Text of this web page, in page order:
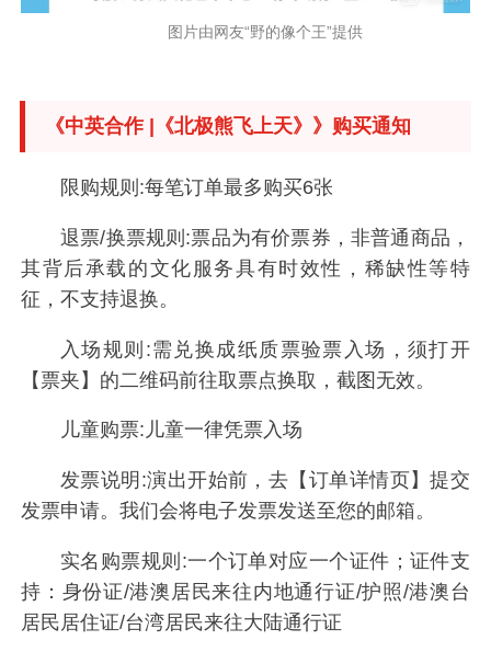
图片由网友“野的像个王”提供
《中英合作 |《北极熊飞上天》》购买通知
限购规则:每笔订单最多购买6张
退票/换票规则:票品为有价票券，非普通商品，
其背后承载的文化服务具有时效性，稀缺性等特
征，不支持退换。
入场规则:需兑换成纸质票验票入场，须打开
【票夹】的二维码前往取票点换取，截图无效。
儿童购票:儿童一律凭票入场
发票说明:演出开始前，去【订单详情页】提交
发票申请。我们会将电子发票发送至您的邮箱。
实名购票规则:一个订单对应一个证件；证件支
持：身份证/港澳居民来往内地通行证/护照/港澳台
居民居住证/台湾居民来往大陆通行证